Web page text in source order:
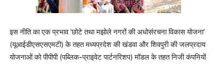
इस नीति का एक प्रभाव ‘छोटे तथा मझोले नगरों की अधोसंरचना विकास योजना’
(यूआईडीएसएसएमटी) के तहत मध्यप्रदेश की खंडवा और शिवपुरी की जलप्रदाय
योजनाओं को पीपीपी (पब्लिक-प्राइवेट पार्टनरिशप) मॉडल के तहत निजी कंपनियों